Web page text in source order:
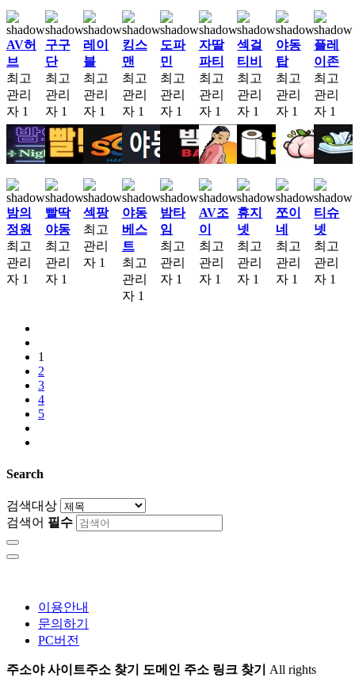
AV허
브
최고
관리
자 1
구구
단
최고
관리
자 1
레이
블
최고
관리
자 1
킹스
맨
최고
관리
자 1
도파
민
최고
관리
자 1
자딸
파티
최고
관리
자 1
섹걸
티비
최고
관리
자 1
야동
탑
최고
관리
자 1
플레
이존
최고
관리
자 1
밤의
정원
최고
관리
자 1
빨딱
야동
최고
관리
자 1
섹팡
최고
관리
자 1
야동
베스
트
최고
관리
자 1
밤타
임
최고
관리
자 1
AV조
이
최고
관리
자 1
휴지
넷
최고
관리
자 1
쪼이
네
최고
관리
자 1
티슈
넷
최고
관리
자 1
1
2
3
4
5
Search
검색대상
검색어 필수
이용안내
문의하기
PC버전
주소야 사이트주소 찾기 도메인 주소 링크 찾기 All rights